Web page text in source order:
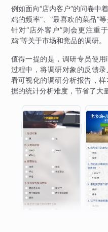
例如面向“店内客户”的问卷中
鸡的频率”、“最喜欢的菜品”
针对“店外客户”则会更注重
鸡”等关于市场和竞品的调研。
值得一提的是，调研专员使
过程中，将调研对象的反馈
看可视化的调研分析报告，
据的统计分析难度，节省了大